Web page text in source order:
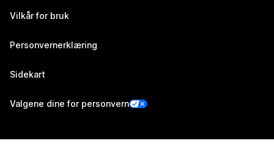
Vilkår for bruk
Personvernerklæring
Sidekart
Valgene dine for personvern